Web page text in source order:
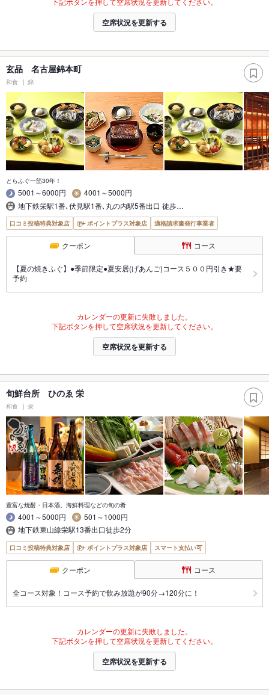
空席状況を更新する
玄品 名古屋錦本町
和食 錦
とらふぐ一筋30年！
5001～6000円
4001～5000円
地下鉄栄駅1番､伏見駅1番､丸の内駅5番出口 徒歩…
口コミ投稿特典対象店 ポイントプラス対象店 適格請求書発行事業者
クーポン コース
【夏の焼きふぐ】●季節限定●夏安居(げあんご)コース５００円引き★要
予約
カレンダーの更新に失敗しました。
下記ボタンを押して空席状況を更新してください。
空席状況を更新する
旬鮮台所 ひのゑ 栄
和食 栄
豊富な焼酎・日本酒。海鮮料理などの旬の肴
4001～5000円
501～1000円
地下鉄東山線栄駅13番出口徒歩2分
口コミ投稿特典対象店 ポイントプラス対象店 スマート支払い可
クーポン コース
全コース対象！コース予約で飲み放題が90分→120分に！
カレンダーの更新に失敗しました。
下記ボタンを押して空席状況を更新してください。
空席状況を更新する